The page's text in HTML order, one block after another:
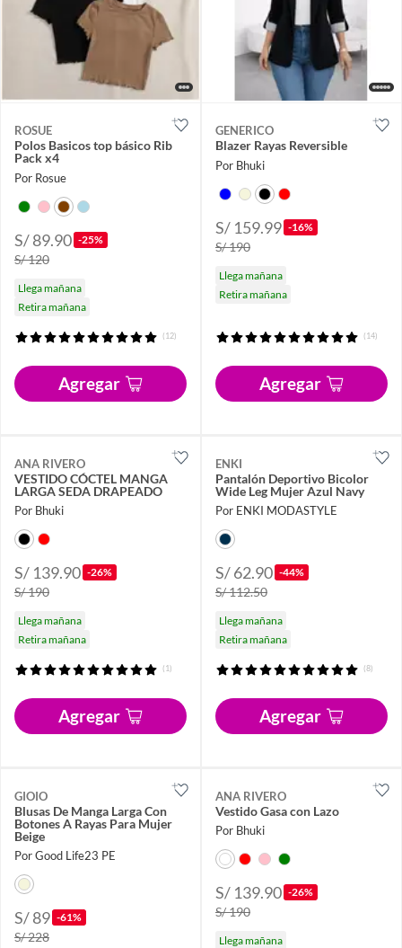
ROSUE
Polos Basicos top básico Rib
Pack x4
Por Rosue
S/ 89.90 -25%
S/ 120
Llega mañana
Retira mañana
(12)
Agregar
GENERICO
Blazer Rayas Reversible
Por Bhuki
S/ 159.99 -16%
S/ 190
Llega mañana
Retira mañana
(14)
Agregar
ANA RIVERO
VESTIDO CÓCTEL MANGA
LARGA SEDA DRAPEADO
Por Bhuki
S/ 139.90 -26%
S/ 190
Llega mañana
Retira mañana
(1)
Agregar
ENKI
Pantalón Deportivo Bicolor
Wide Leg Mujer Azul Navy
Por ENKI MODASTYLE
S/ 62.90 -44%
S/ 112.50
Llega mañana
Retira mañana
(8)
Agregar
GIOIO
Blusas De Manga Larga Con
Botones A Rayas Para Mujer
Beige
Por Good Life23 PE
S/ 89 -61%
S/ 228
ANA RIVERO
Vestido Gasa con Lazo
Por Bhuki
S/ 139.90 -26%
S/ 190
Llega mañana